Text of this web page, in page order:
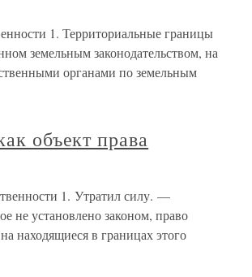
1. Территориальные границы
земельным законодательством, на
органами по земельным
объект права
1. Утратил силу. —
не установлено законом, право
находящиеся в границах этого